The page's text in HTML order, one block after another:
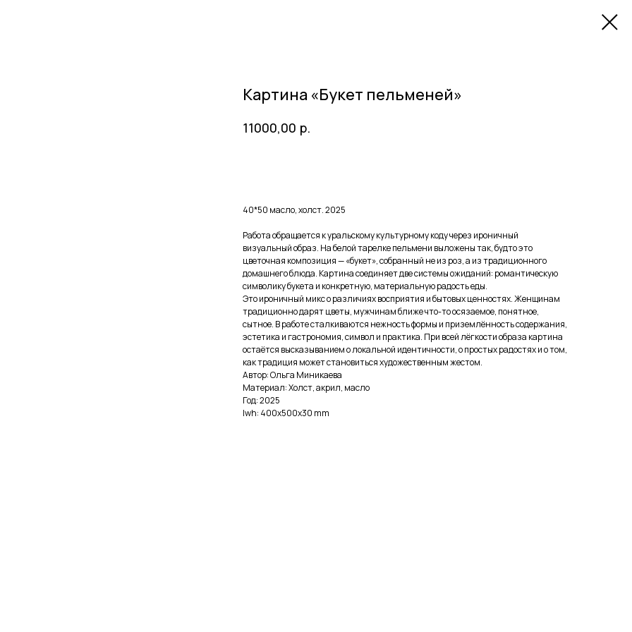
Картина «Букет пельменей»
11000,00 р.
40*50 масло, холст. 2025
Работа обращается к уральскому культурному коду через ироничный
визуальный образ. На белой тарелке пельмени выложены так, будто это
цветочная композиция — «букет», собранный не из роз, а из традиционного
домашнего блюда. Картина соединяет две системы ожиданий: романтическую
символику букета и конкретную, материальную радость еды.
Это ироничный микс о различиях восприятия и бытовых ценностях. Женщинам
традиционно дарят цветы, мужчинам ближе что-то осязаемое, понятное,
сытное. В работе сталкиваются нежность формы и приземлённость содержания,
эстетика и гастрономия, символ и практика. При всей лёгкости образа картина
остаётся высказыванием о локальной идентичности, о простых радостях и о том,
как традиция может становиться художественным жестом.
Автор: Ольга Миникаева
Материал: Холст, акрил, масло
Год: 2025
lwh: 400x500x30 mm